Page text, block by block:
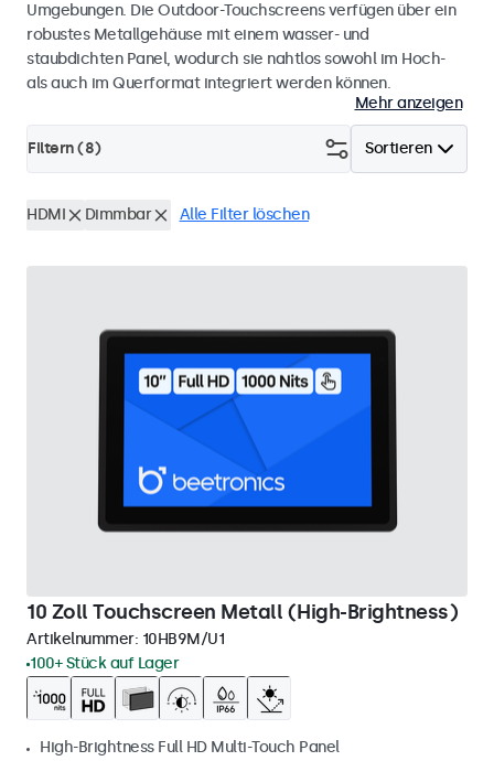
Umgebungen. Die Outdoor-Touchscreens verfügen über ein
robustes Metallgehäuse mit einem wasser- und
staubdichten Panel, wodurch sie nahtlos sowohl im Hoch-
als auch im Querformat integriert werden können.
Mehr anzeigen
Sortieren
Filtern (8)
HDMI Dimmbar Alle Filter löschen
10 Zoll Touchscreen Metall (High-Brightness)
Artikelnummer: 10HB9M/U1
100+ Stück auf Lager
High-Brightness Full HD Multi-Touch Panel